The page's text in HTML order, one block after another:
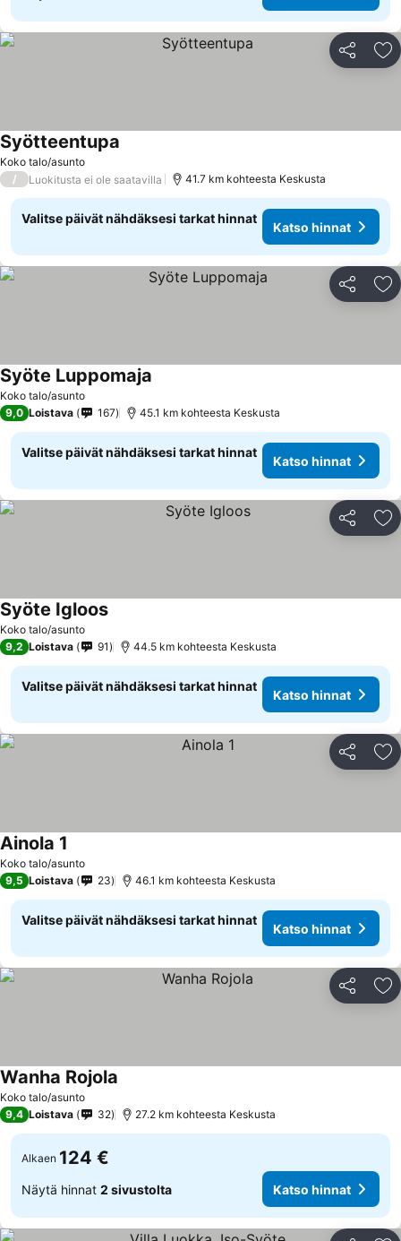
Jaa
Koko talo/asunto
Syötteentupa
/ Luokitusta ei ole saatavilla 41.7 km kohteesta Keskusta
Valitse päivät nähdäksesi tarkat hinnat
Katso hinnat
Jaa
Koko talo/asunto
Syöte Luppomaja
9,0 Loistava 167 45.1 km kohteesta Keskusta
Valitse päivät nähdäksesi tarkat hinnat
Katso hinnat
Jaa
Koko talo/asunto
Syöte IgloosKatso hinnat
9,2 Loistava 91 44.5 km kohteesta Keskusta
Valitse päivät nähdäksesi tarkat hinnat
Katso hinnat
Jaa
Koko talo/asunto
Ainola 1
9,5 Loistava 23 46.1 km kohteesta Keskusta
Valitse päivät nähdäksesi tarkat hinnat
Katso hinnat
Jaa
Koko talo/asunto
Wanha Rojola
9,4 Loistava 32 27.2 km kohteesta Keskusta
Alkaen 124 €
Näytä hinnat 2 sivustolta Katso hinnat